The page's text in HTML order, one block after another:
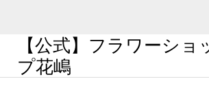
【公式】フラワーショ
プ花嶋